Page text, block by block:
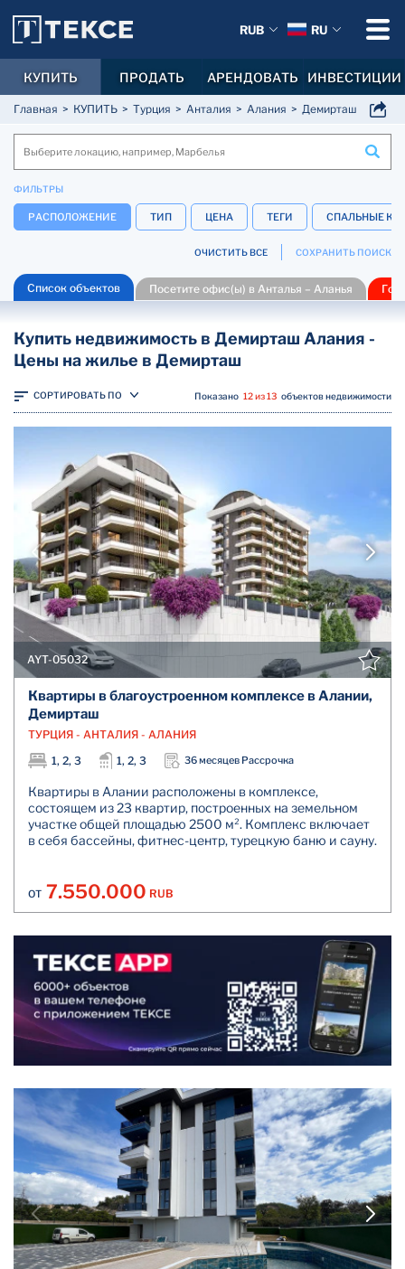
Главная КУПИТЬ Турция Анталия Алания Демирташ
ФИЛЬТРЫ
РАСПОЛОЖЕНИЕ ТИП ЦЕНА ТЕГИ СПАЛЬНЫЕ
ОЧИСТИТЬ ВСЕ СОХРАНИТЬ ПОИСК
Список объектов Посетите офис(ы) в Анталья – Аланья
Купить недвижимость в Демирташ Алания -
Цены на жилье в Демирташ
СОРТИРОВАТЬ ПО Показано 12 из 13 объектов недвижимости
AYT-05032
Квартиры в благоустроенном комплексе в Алании,
Демирташ
ТУРЦИЯ - АНТАЛИЯ - АЛАНИЯ
1, 2, 3
1, 2, 3 36 месяцев Рассрочка
Квартиры в Алании расположены в комплексе,
состоящем из 23 квартир, построенных на земельном
участке общей площадью 2500 м². Комплекс включает
в себя бассейны, фитнес-центр, турецкую баню и сауну.
ОТ 7.550.000 RUB
RUB RU
КУПИТЬ ПРОДАТЬ АРЕНДОВАТЬ ИНВЕСТИЦИИ